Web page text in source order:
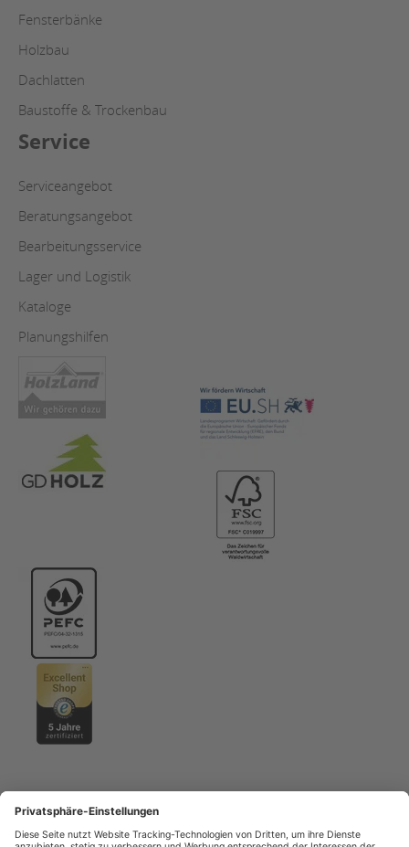
Fensterbänke
Holzbau
Dachlatten
Baustoffe & Trockenbau
Service
Serviceangebot
Beratungsangebot
Bearbeitungsservice
Lager und Logistik
Kataloge
Planungshilfen